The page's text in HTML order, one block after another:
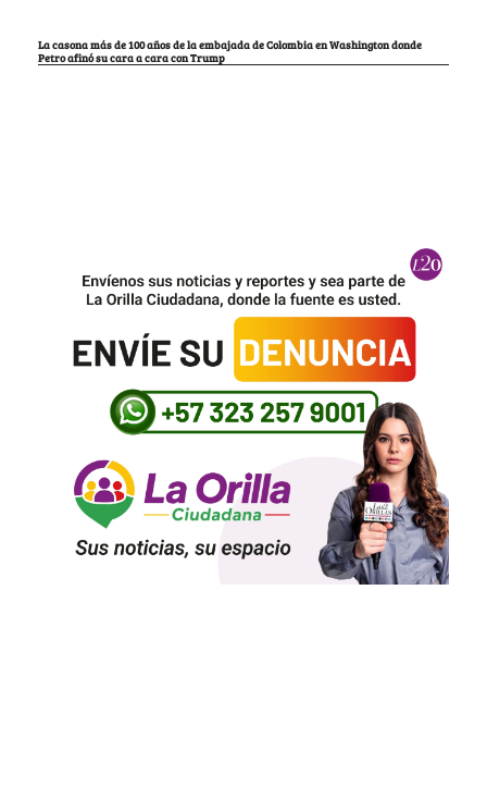
La casona más de 100 años de la embajada de Colombia en Washington donde
Petro afinó su cara a cara con Trump